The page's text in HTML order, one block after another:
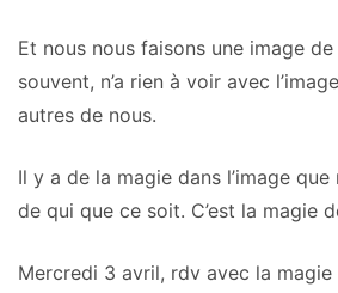
Et nous nous faisons une image
souvent, n’a rien à voir avec
autres de nous.
Il y a de la magie dans l’image
de qui que ce soit. C’est la magie
Mercredi 3 avril, rdv avec la magie